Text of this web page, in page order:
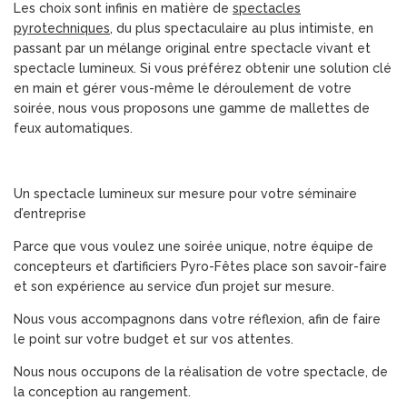
Les choix sont infinis en matière de spectacles
pyrotechniques, du plus spectaculaire au plus intimiste, en
passant par un mélange original entre spectacle vivant et
spectacle lumineux. Si vous préférez obtenir une solution clé
en main et gérer vous-même le déroulement de votre
soirée, nous vous proposons une gamme de mallettes de
feux automatiques.
Un spectacle lumineux sur mesure pour votre séminaire
d’entreprise
Parce que vous voulez une soirée unique, notre équipe de
concepteurs et d’artificiers Pyro-Fêtes place son savoir-faire
et son expérience au service d’un projet sur mesure.
Nous vous accompagnons dans votre réflexion, afin de faire
le point sur votre budget et sur vos attentes.
Nous nous occupons de la réalisation de votre spectacle, de
la conception au rangement.